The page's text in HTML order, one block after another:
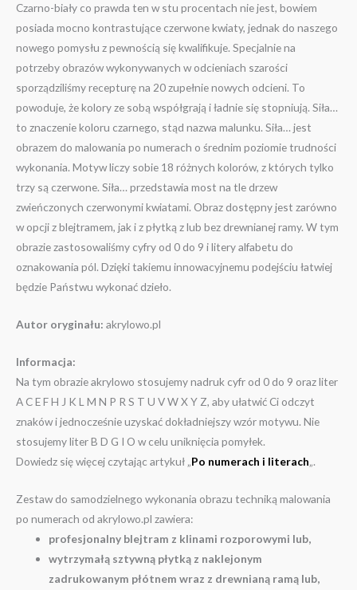
Czarno-biały co prawda ten w stu procentach nie jest, bowiem
posiada mocno kontrastujące czerwone kwiaty, jednak do naszego
nowego pomysłu z pewnością się kwalifikuje. Specjalnie na
potrzeby obrazów wykonywanych w odcieniach szarości
sporządziliśmy recepturę na 20 zupełnie nowych odcieni. To
powoduje, że kolory ze sobą współgrają i ładnie się stopniują. Siła…
to znaczenie koloru czarnego, stąd nazwa malunku. Siła… jest
obrazem do malowania po numerach o średnim poziomie trudności
wykonania. Motyw liczy sobie 18 różnych kolorów, z których tylko
trzy są czerwone. Siła… przedstawia most na tle drzew
zwieńczonych czerwonymi kwiatami. Obraz dostępny jest zarówno
w opcji z blejtramem, jak i z płytką z lub bez drewnianej ramy. W tym
obrazie zastosowaliśmy cyfry od 0 do 9 i litery alfabetu do
oznakowania pól. Dzięki takiemu innowacyjnemu podejściu łatwiej
będzie Państwu wykonać dzieło.
Autor oryginału: akrylowo.pl
Informacja:
Na tym obrazie akrylowo stosujemy nadruk cyfr od 0 do 9 oraz liter
A C E F H J K L M N P R S T U V W X Y Z, aby ułatwić Ci odczyt
znaków i jednocześnie uzyskać dokładniejszy wzór motywu. Nie
stosujemy liter B D G I O w celu uniknięcia pomyłek.
Dowiedz się więcej czytając artykuł „Po numerach i literach„.
Zestaw do samodzielnego wykonania obrazu techniką malowania
po numerach od akrylowo.pl zawiera:
profesjonalny blejtram z klinami rozporowymi lub,
wytrzymałą sztywną płytką z naklejonym
zadrukowanym płótnem wraz z drewnianą ramą lub,